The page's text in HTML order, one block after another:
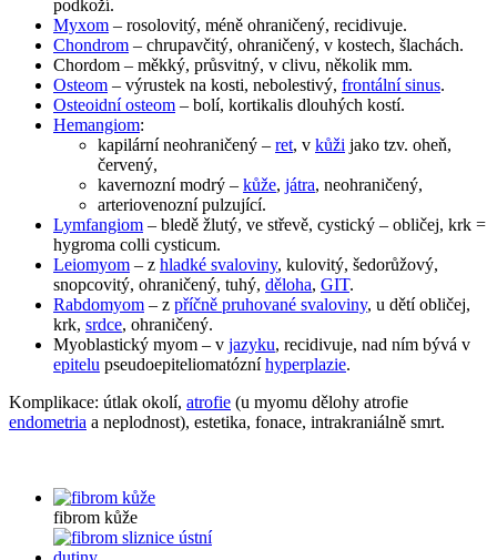
podkoží.
Myxom – rosolovitý, méně ohraničený, recidivuje.
Chondrom – chrupavčitý, ohraničený, v kostech, šlachách.
Chordom – měkký, průsvitný, v clivu, několik mm.
Osteom – výrustek na kosti, nebolestivý, frontální sinus.
Osteoidní osteom – bolí, kortikalis dlouhých kostí.
Hemangiom:
kapilární neohraničený – ret, v kůži jako tzv. oheň,
červený,
kavernozní modrý – kůže, játra, neohraničený,
arteriovenozní pulzující.
Lymfangiom – bledě žlutý, ve střevě, cystický – obličej, krk =
hygroma colli cysticum.
Leiomyom – z hladké svaloviny, kulovitý, šedorůžový,
snopcovitý, ohraničený, tuhý, děloha, GIT.
Rabdomyom – z příčně pruhované svaloviny, u dětí obličej,
krk, srdce, ohraničený.
Myoblastický myom – v jazyku, recidivuje, nad ním bývá v
epitelu pseudoepiteliomatózníhyperplazie.
Komplikace: útlak okolí, atrofie (u myomu dělohy atrofie
endometria a neplodnost), estetika, fonace, intrakraniálně smrt.
fibrom kůže